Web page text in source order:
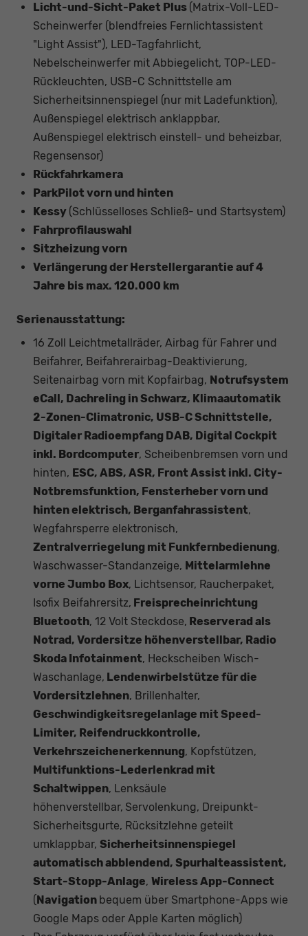
Licht-und-Sicht-Paket Plus (Matrix-Voll-LED-
Scheinwerfer (blendfreies Fernlichtassistent
"Light Assist"), LED-Tagfahrlicht,
Nebelscheinwerfer mit Abbiegelicht, TOP-LED-
Rückleuchten, USB-C Schnittstelle am
Sicherheitsinnenspiegel (nur mit Ladefunktion),
Außenspiegel elektrisch anklappbar,
Außenspiegel elektrisch einstell- und beheizbar,
Regensensor)
Rückfahrkamera
ParkPilot vorn und hinten
Kessy (Schlüsselloses Schließ- und Startsystem)
Fahrprofilauswahl
Sitzheizung vorn
Verlängerung der Herstellergarantie auf 4
Jahre bis max. 120.000 km
Serienausstattung:
16 Zoll Leichtmetallräder, Airbag für Fahrer und
Beifahrer, Beifahrerairbag-Deaktivierung,
Seitenairbag vorn mit Kopfairbag, Notrufsystem
eCall, Dachreling in Schwarz, Klimaautomatik
2-Zonen-Climatronic, USB-C Schnittstelle,
Digitaler Radioempfang DAB, Digital Cockpit
inkl. Bordcomputer, Scheibenbremsen vorn und
hinten, ESC, ABS, ASR, Front Assist inkl. City-
Notbremsfunktion, Fensterheber vorn und
hinten elektrisch, Berganfahrassistent,
Wegfahrsperre elektronisch,
Zentralverriegelung mit Funkfernbedienung,
Waschwasser-Standanzeige, Mittelarmlehne
vorne Jumbo Box, Lichtsensor, Raucherpaket,
Isofix Beifahrersitz, Freisprecheinrichtung
Bluetooth, 12 Volt Steckdose, Reserverad als
Notrad, Vordersitze höhenverstellbar, Radio
Skoda Infotainment, Heckscheiben Wisch-
Waschanlage, Lendenwirbelstütze für die
Vordersitzlehnen, Brillenhalter,
Geschwindigkeitsregelanlage mit Speed-
Limiter, Reifendruckkontrolle,
Verkehrszeichenerkennung, Kopfstützen,
Multifunktions-Lederlenkrad mit
Schaltwippen, Lenksäule
höhenverstellbar, Servolenkung, Dreipunkt-
Sicherheitsgurte, Rücksitzlehne geteilt
umklappbar, Sicherheitsinnenspiegel
automatisch abblendend, Spurhalteassistent,
Start-Stopp-Anlage, Wireless App-Connect
( Navigation bequem über Smartphone-Apps wie
Google Maps oder Apple Karten möglich)